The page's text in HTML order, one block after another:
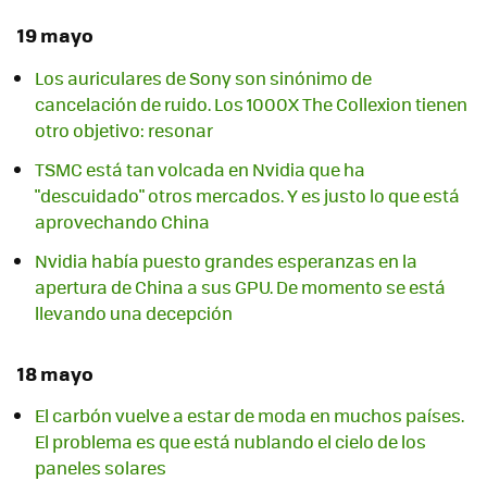
19 mayo
Los auriculares de Sony son sinónimo de
cancelación de ruido. Los 1000X The Collexion tienen
otro objetivo: resonar
TSMC está tan volcada en Nvidia que ha
"descuidado" otros mercados. Y es justo lo que está
aprovechando China
Nvidia había puesto grandes esperanzas en la
apertura de China a sus GPU. De momento se está
llevando una decepción
18 mayo
El carbón vuelve a estar de moda en muchos países.
El problema es que está nublando el cielo de los
paneles solares